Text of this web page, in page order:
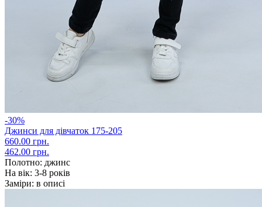
-30%
Джинси для дівчаток 175-205
660.00 грн.
462.00 грн.
Полотно: джинс
На вік: 3-8 років
Заміри: в описі